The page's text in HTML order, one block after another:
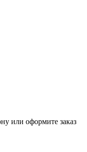
или оформите заказ